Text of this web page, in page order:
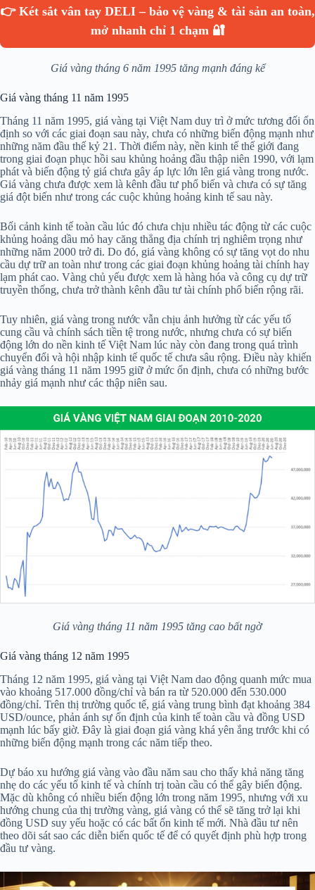
👉 Két sắt vân tay DELI – bảo vệ vàng & tài sản an toàn,
mở nhanh chỉ 1 chạm 🔐
Giá vàng tháng 6 năm 1995 tăng mạnh đáng kể
Giá vàng tháng 11 năm 1995
Tháng 11 năm 1995, giá vàng tại Việt Nam duy trì ở mức tương đối ổn
định so với các giai đoạn sau này, chưa có những biến động mạnh như
những năm đầu thế kỷ 21. Thời điểm này, nền kinh tế thế giới đang
trong giai đoạn phục hồi sau khủng hoảng đầu thập niên 1990, với lạm
phát và biến động tỷ giá chưa gây áp lực lớn lên giá vàng trong nước.
Giá vàng chưa được xem là kênh đầu tư phổ biến và chưa có sự tăng
giá đột biến như trong các cuộc khủng hoảng kinh tế sau này.
Bối cảnh kinh tế toàn cầu lúc đó chưa chịu nhiều tác động từ các cuộc
khủng hoảng dầu mỏ hay căng thẳng địa chính trị nghiêm trọng như
những năm 2000 trở đi. Do đó, giá vàng không có sự tăng vọt do nhu
cầu dự trữ an toàn như trong các giai đoạn khủng hoảng tài chính hay
lạm phát cao. Vàng chủ yếu được xem là hàng hóa và công cụ dự trữ
truyền thống, chưa trở thành kênh đầu tư tài chính phổ biến rộng rãi.
Tuy nhiên, giá vàng trong nước vẫn chịu ảnh hưởng từ các yếu tố
cung cầu và chính sách tiền tệ trong nước, nhưng chưa có sự biến
động lớn do nền kinh tế Việt Nam lúc này còn đang trong quá trình
chuyển đổi và hội nhập kinh tế quốc tế chưa sâu rộng. Điều này khiến
giá vàng tháng 11 năm 1995 giữ ở mức ổn định, chưa có những bước
nhảy giá mạnh như các thập niên sau.
Giá vàng tháng 11 năm 1995 tăng cao bất ngờ
Giá vàng tháng 12 năm 1995
Tháng 12 năm 1995, giá vàng tại Việt Nam dao động quanh mức mua
vào khoảng 517.000 đồng/chỉ và bán ra từ 520.000 đến 530.000
đồng/chỉ. Trên thị trường quốc tế, giá vàng trung bình đạt khoảng 384
USD/ounce, phản ánh sự ổn định của kinh tế toàn cầu và đồng USD
mạnh lúc bấy giờ. Đây là giai đoạn giá vàng khá yên ắng trước khi có
những biến động mạnh trong các năm tiếp theo.
Dự báo xu hướng giá vàng vào đầu năm sau cho thấy khả năng tăng
nhẹ do các yếu tố kinh tế và chính trị toàn cầu có thể gây biến động.
Mặc dù không có nhiều biến động lớn trong năm 1995, nhưng với xu
hướng chung của thị trường vàng, giá vàng có thể sẽ tăng trở lại khi
đồng USD suy yếu hoặc có các bất ổn kinh tế mới. Nhà đầu tư nên
theo dõi sát sao các diễn biến quốc tế để có quyết định phù hợp trong
đầu tư vàng.